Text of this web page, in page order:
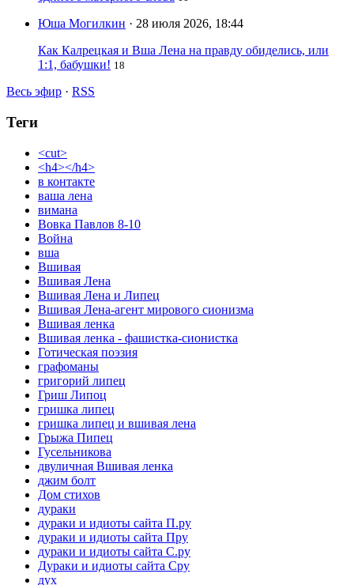
Юша Могилкин · 28 июля 2026, 18:44
Как Калрецкая и Вша Лена на правду обиделись, или
1:1, бабушки! 18
Весь эфир · RSS
Теги
<cut>
<h4></h4>
в контакте
ваша лена
вимана
Вовка Павлов 8-10
Война
вша
Вшивая
Вшивая Лена
Вшивая Лена и Липец
Вшивая Лена-агент мирового сионизма
Вшивая ленка
Вшивая ленка - фашистка-сионистка
Готическая поэзия
графоманы
григорий липец
Гриш Липоц
гришка липец
гришка липец и вшивая лена
Грыжа Пипец
Гусельникова
двуличная Вшивая ленка
джим болт
Дом стихов
дураки
дураки и идиоты сайта П.ру
дураки и идиоты сайта Пру
дураки и идиоты сайта С.ру
Дураки и идиоты сайта Сру
дух